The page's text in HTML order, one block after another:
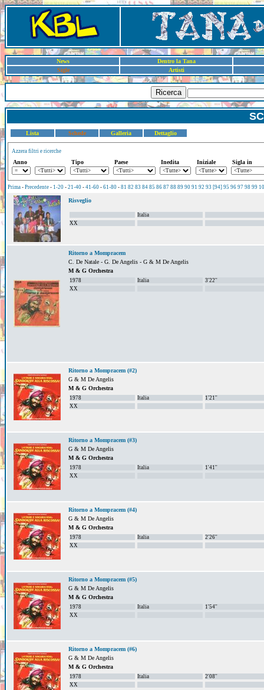
News
Dentro la Tana
Sigle
Artisti
Ricerca
Lista Schede Galleria Dettaglio
Azzera filtri e ricerche
Anno Tipo Paese Inedita Iniziale Sigla in
Prima - Precedente - 1-20 - 21-40 - 41-60 - 61-80 - 81 82 83 84 85 86 87 88 89 90 91 92 93 [94] 95 96 97 98 99
Risveglio
Italia
XX
Ritorno a Mompracem
C. De Natale - G. De Angelis - G & M De Angelis
M & G Orchestra
1978 Italia
3'22''
XX
Ritorno a Mompracem (#2)
G & M De Angelis
M & G Orchestra
1978 Italia
1'21''
XX
Ritorno a Mompracem (#3)
G & M De Angelis
M & G Orchestra
1978 Italia
1'41''
XX
Ritorno a Mompracem (#4)
G & M De Angelis
M & G Orchestra
1978 Italia
2'26''
XX
Ritorno a Mompracem (#5)
G & M De Angelis
M & G Orchestra
1978 Italia
1'54''
XX
Ritorno a Mompracem (#6)
G & M De Angelis
M & G Orchestra
1978 Italia
2'08''
XX